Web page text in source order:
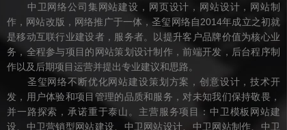
中卫网络公司集网站建设，网页设计，网站设计，网站制
作，网站改版，网络推广于一体，圣玺网络自2014年成立之初就
是移动互联行业建设者，服务者。以提升客户品牌价值为核心业
务，全程参与项目的网站策划设计制作，前端开发，后台程序制
作以及后期项目运营并提出专业建议和思路。
圣玺网络不断优化网站建设策划方案，创意设计，技术开
发，用户体验和项目管理的品质和服务，对未知我们保持敬畏，
并一路探索，承诺重于泰山。主营服务项目：中卫模板网站建
设、中卫营销型网站建设、中卫网站设计、中卫网站制作、中卫